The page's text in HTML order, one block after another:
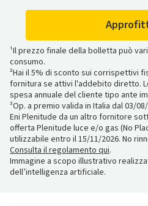
¹Il prezzo finale della bolletta può
consumo.
²Hai il 5% di sconto sui corrispettivi
fornitura se attivi l'addebito diretto.
spesa annuale del cliente tipo ante
³Op. a premio valida in Italia dal 03/
Eni Plenitude da un altro fornitore
offerta Plenitude luce e/o gas (No
utilizzabile entro il 15/11/2026. No
Consulta il regolamento qui.
Immagine a scopo illustrativo
dell’intelligenza artificiale.
*Prezzo del bene Start Tuo 3kWp
**Operazioni a premio valide fino al
Plus hai Zurich Impianto Protetto per
l'offerta Prime hai Zurich Impianto
qui.
*Operazione a premio “Più Insieme”
Consulta i T&C, il regolamento
generale, i regolamenti delle
**Concorso a premi, diviso in fasi,
14/09/2026. Montepremi complessivo
Regolamento su piuinsieme.com